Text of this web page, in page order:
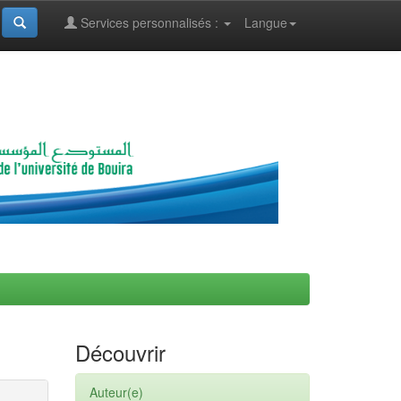
Langue
Services personnalisés :
Découvrir
Auteur(e)